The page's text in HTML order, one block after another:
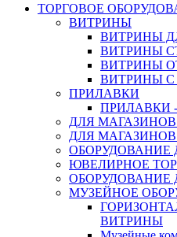
ТОРГОВОЕ
ВИТРИНЫ
ВИТРИНЫ
ВИТРИНЫ
ВИТРИНЫ
ВИТРИНЫ
ПРИЛАВКИ
ПРИЛАВКИ
ДЛЯ
ДЛЯ
ОБОРУДОВАНИЕ
ЮВЕЛИРНОЕ
ОБОРУДОВАНИЕ
МУЗЕЙНОЕ
ВИТРИНЫ